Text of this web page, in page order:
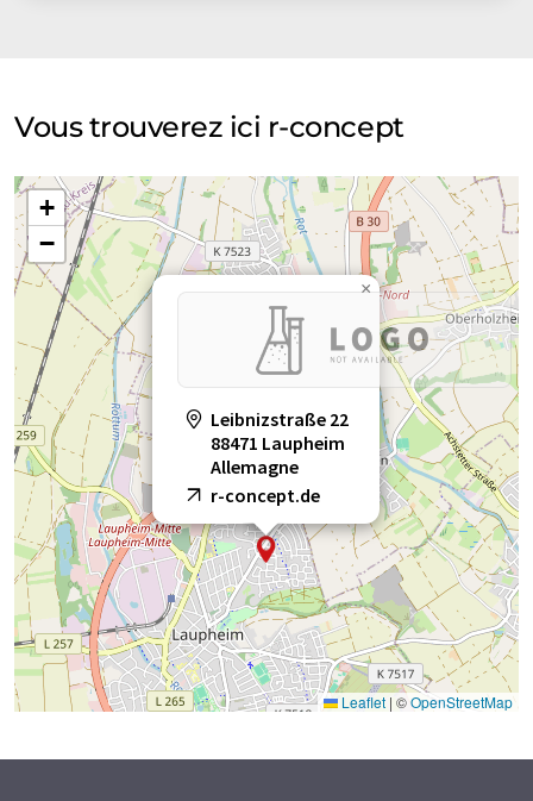
Vous trouverez ici r-concept
Leibnizstraße 22
88471 Laupheim
Allemagne
r-concept.de
×
+
−
Leaflet | ©OpenStreetMap